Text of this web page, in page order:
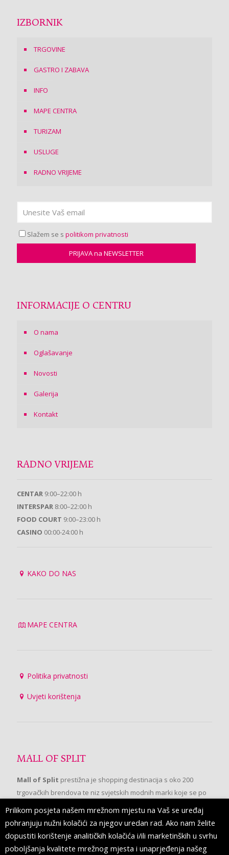
IZBORNIK
TRGOVINE
GASTRO I ZABAVA
INFO
MAPE CENTRA
TURIZAM
USLUGE
RADNO VRIJEME
Slažem se s politikom privatnosti
INFORMACIJE O CENTRU
O nama
Oglašavanje
Novosti
Galerija
Kontakt
RADNO VRIJEME
CENTAR 9:00–22:00 h
INTERSPAR 8:00–22:00 h
FOOD COURT 9:00–23:00 h
CASINO 00:00-24:00 h
KAKO DO NAS
MAPE CENTRA
Politika privatnosti
Uvjeti korištenja
MALL OF SPLIT
Mall of Split prestižna je shopping destinacija s oko 200
trgovačkih brendova te niz svjetskih modnih marki koje se po
prvi put pojavljuju u Splitu.
PRATITE NAS
Prilikom posjeta našem mrežnom mjestu na Vaš se uređaj
pohranjuju nužni kolačići za njegov uredan rad. Ako nam želite
dopustiti korištenje analitičkih kolačića i/ili marketinških u svrhu
poboljšanja kvalitete mrežnog mjesta i unaprjeđenja našeg